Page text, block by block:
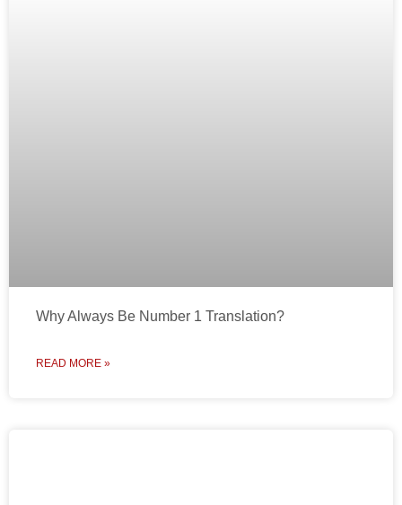
Why Always Be Number 1 Translation?
READ MORE »